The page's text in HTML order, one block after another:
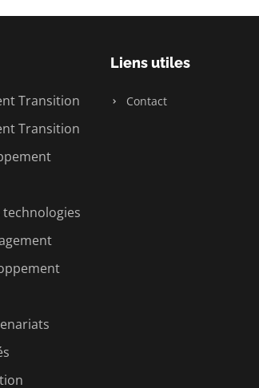
Transition
Transition
Liens utiles
Contact